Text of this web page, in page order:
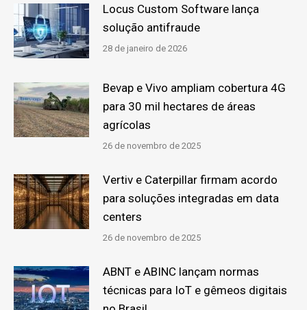
Locus Custom Software lança
solução antifraude
28 de janeiro de 2026
Bevap e Vivo ampliam cobertura 4G
para 30 mil hectares de áreas
agrícolas
26 de novembro de 2025
Vertiv e Caterpillar firmam acordo
para soluções integradas em data
centers
26 de novembro de 2025
ABNT e ABINC lançam normas
técnicas para IoT e gêmeos digitais